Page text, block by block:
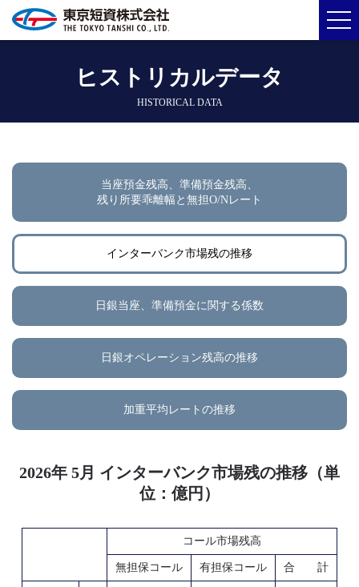
ヒストリカルデータ
HISTORICAL DATA
当座預金残高、準備預金残高、
残り所要乖離幅と無担O/Nレート
インターバンク市場残の推移
日銀当座、準備預金に関する係数
日銀オペレーション残高の推移
加重平均レートの推移
2026年 5月 インターバンク市場残の推移（単
位：億円）
コール市場残高
無担保コール 有担保コール 合 計